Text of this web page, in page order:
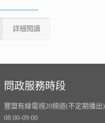
詳細閱讀
問政服務時段
豐盟有線電視20頻道(不定期播出)
08:00-09:00